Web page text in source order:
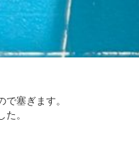
塞ぎます。
。